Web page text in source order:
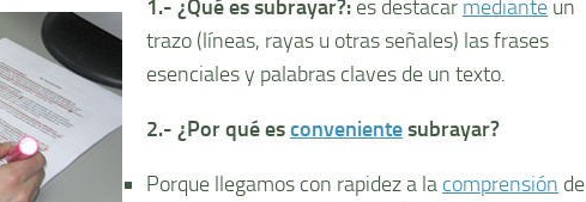
1.- ¿Qué es subrayar?: es destacar mediante un
trazo (lí­neas, rayas u otras señales) las frases
esenciales y palabras claves de un texto.
2.- ¿Por qué esconvenientesubrayar?
Porque llegamos con rapidez a la comprensión de